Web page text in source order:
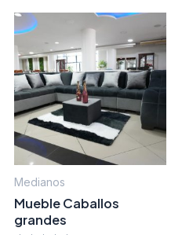
Medianos
Mueble Caballos
grandes